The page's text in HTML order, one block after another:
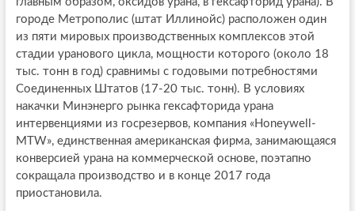
городе Метрополис (штат Иллинойс) расположен один
из пяти мировых производственных комплексов этой
стадии уранового цикла, мощности которого (около 18
тыс. тонн в год) сравнимы с годовыми потребностями
Соединенных Штатов (17-20 тыс. тонн). В условиях
накачки Минэнерго рынка гексафторида урана
интервенциями из госрезервов, компания «Honeywell-
MTW», единственная американская фирма, занимающаяся
конверсией урана на коммерческой основе, поэтапно
сокращала производство и в конце 2017 года
приостановила.